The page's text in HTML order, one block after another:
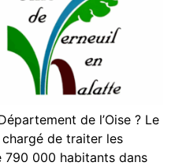
de l’Oise ? Le
de traiter les
790 000 habitants dans